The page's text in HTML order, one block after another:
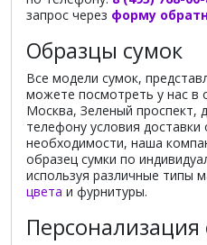
запрос через форму
Образцы сумок
Все модели сумок,
можете посмотреть у нас в
Москва, Зеленый проспект,
телефону условия
необходимости, наша
образец сумки по
используя различные типы
цвета и фурнитуры.
Персонализация